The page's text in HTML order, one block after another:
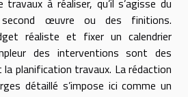
œuvre ou des finitions.
réaliste et fixer un calendrier
des interventions sont des
planification travaux. La rédaction
détaillé s’impose ici comme un